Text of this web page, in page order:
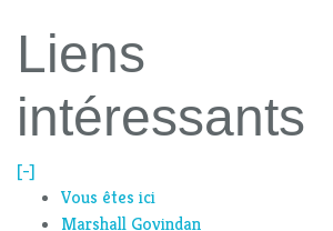
Liens
intéressants
[-]
Vous êtes ici
Marshall Govindan